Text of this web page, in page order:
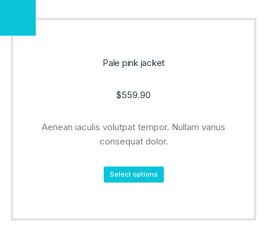
Pale pink jacket
$559.90
Aenean iaculis volutpat tempor. Nullam varius
consequat dolor.
Select options